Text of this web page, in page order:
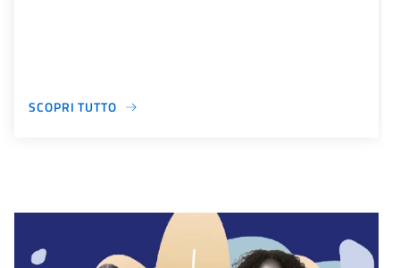
SCOPRI TUTTO